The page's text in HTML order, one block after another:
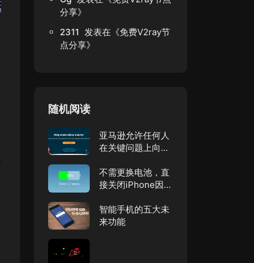
分享》
2311 发表在《免费V2ray节
点分享》
随机阅读
亚马逊允许任何人
在关键问题上向
不需更换电池，直
接关闭iPhone因电
频代码！
智能手机的五大未
来功能